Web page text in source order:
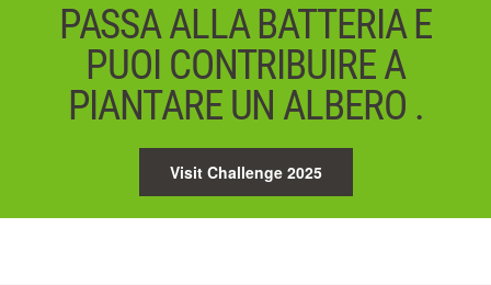
PASSA ALLA BATTERIA E
PUOI CONTRIBUIRE A
PIANTARE UN ALBERO .
Visit Challenge 2025